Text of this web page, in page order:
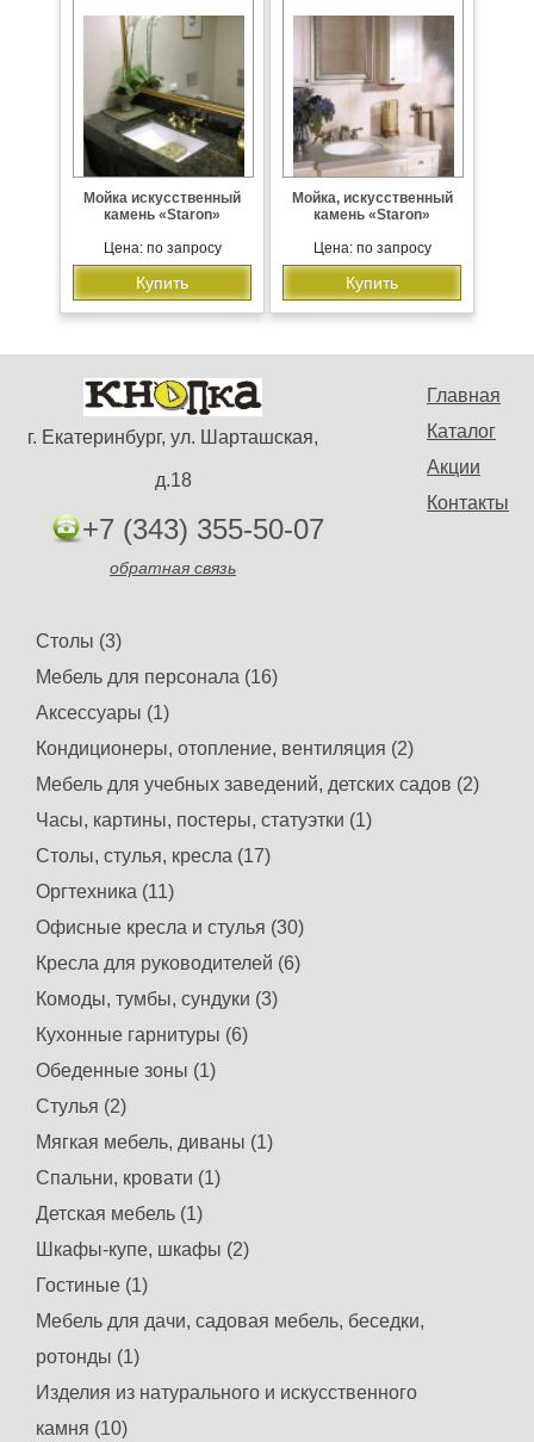
Мойка искусственный
камень «Staron»
Цена: по запросу
Купить
Мойка, искусственный
камень «Staron»
Цена: по запросу
Купить
Главная
Каталог
Акции
Контакты
г. Екатеринбург, ул. Шарташская,
д.18
+7 (343) 355-50-07
обратная связь
Столы (3)
Мебель для персонала (16)
Аксессуары (1)
Кондиционеры, отопление, вентиляция (2)
Мебель для учебных заведений, детских садов (2)
Часы, картины, постеры, статуэтки (1)
Столы, стулья, кресла (17)
Оргтехника (11)
Офисные кресла и стулья (30)
Кресла для руководителей (6)
Комоды, тумбы, сундуки (3)
Кухонные гарнитуры (6)
Обеденные зоны (1)
Стулья (2)
Мягкая мебель, диваны (1)
Спальни, кровати (1)
Детская мебель (1)
Шкафы-купе, шкафы (2)
Гостиные (1)
Мебель для дачи, садовая мебель, беседки,
ротонды (1)
Изделия из натурального и искусственного
камня (10)